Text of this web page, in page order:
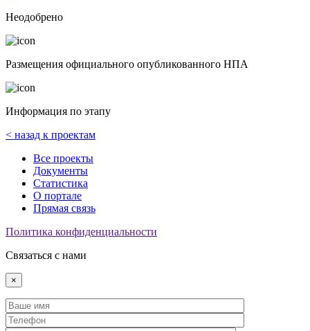
Неодобрено
Размещения официального опубликованного НПА
Информация по этапу
< назад к проектам
Все проекты
Документы
Статистика
О портале
Прямая связь
Политика конфиденциальности
Связаться с нами
×